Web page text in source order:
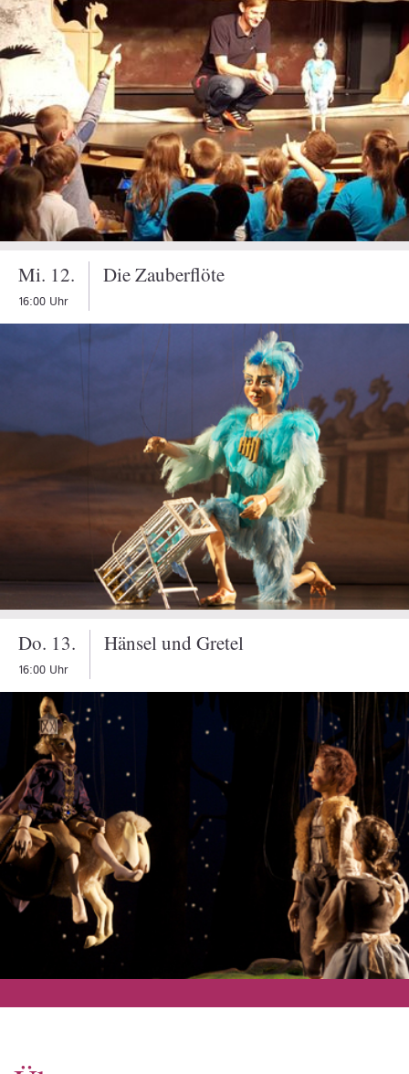
TICKETS
Mi. 12.
16:00 Uhr
Die Zauberflöte
Wolfgang Amadeus Mozart
Oper in zwei Akten /KV 62
140 Minuten inkl. Pause
In deutscher Sprache · Mit Übertiteln in deutscher und
englischer Sprache.
TICKETS
Do. 13.
16:00 Uhr
Hänsel und Gretel
Engelbert Humperdinck
Libretto:
Spieldauer: